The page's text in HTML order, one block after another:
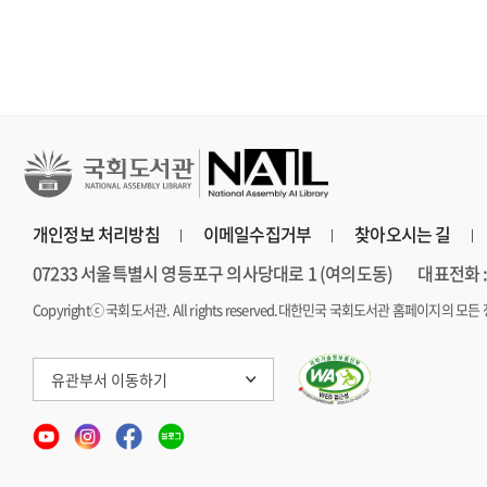
개인정보 처리방침 이메일수집거부 찾아오시는 길
07233 서울특별시 영등포구 의사당대로 1 (여의도동)
대표전화
Copyrightⓒ 국회도서관. All rights reserved.대한민국 국회도서관 홈페이지의 모
유관부서 이동하기